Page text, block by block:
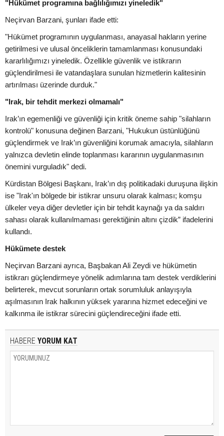
"Hükümet programına bağlılığımızı yineledik"
Neçirvan Barzani, şunları ifade etti:
"Hükümet programının uygulanması, anayasal hakların yerine
getirilmesi ve ulusal önceliklerin tamamlanması konusundaki
kararlılığımızı yineledik. Özellikle güvenlik ve istikrarın
güçlendirilmesi ile vatandaşlara sunulan hizmetlerin kalitesinin
artırılması üzerinde durduk."
"Irak, bir tehdit merkezi olmamalı"
Irak’ın egemenliği ve güvenliği için kritik öneme sahip "silahların
kontrolü" konusuna değinen Barzani, "Hukukun üstünlüğünü
güçlendirmek ve Irak’ın güvenliğini korumak amacıyla, silahların
yalnızca devletin elinde toplanması kararının uygulanmasının
önemini vurguladık" dedi.
Kürdistan Bölgesi Başkanı, Irak’ın dış politikadaki duruşuna ilişkin
ise "Irak'ın bölgede bir istikrar unsuru olarak kalması; komşu
ülkeler veya diğer devletler için bir tehdit kaynağı ya da saldırı
sahası olarak kullanılmaması gerektiğinin altını çizdik” ifadelerini
kullandı.
Hükümete destek
Neçirvan Barzani ayrıca, Başbakan Ali Zeydi ve hükümetin
istikrarı güçlendirmeye yönelik adımlarına tam destek verdiklerini
belirterek, mevcut sorunların ortak sorumluluk anlayışıyla
aşılmasının Irak halkının yüksek yararına hizmet edeceğini ve
kalkınma ile istikrar sürecini güçlendireceğini ifade etti.
HABERE YORUM KAT